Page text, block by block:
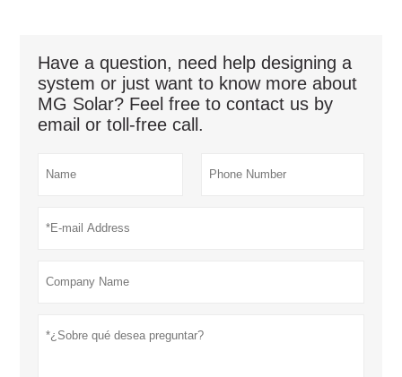
Have a question, need help designing a
system or just want to know more about
MG Solar? Feel free to contact us by
email or toll-free call.